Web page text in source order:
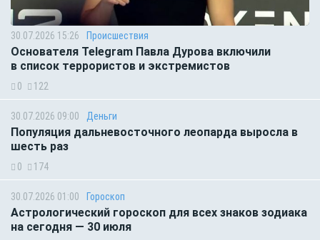
30.07.2026 15:26 Происшествия
Основателя Telegram Павла Дурова включили
в список террористов и экстремистов
0 122
30.07.2026 09:00 Деньги
Популяция дальневосточного леопарда выросла в
шесть раз
0 174
30.07.2026 01:00 Гороскоп
Астрологический гороскоп для всех знаков зодиака
на сегодня — 30 июля